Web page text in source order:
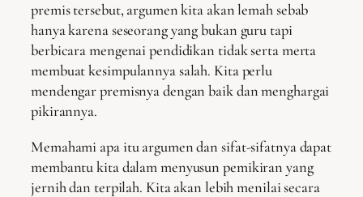
premis tersebut, argumen kita akan lemah sebab
hanya karena seseorang yang bukan guru tapi
berbicara mengenai pendidikan tidak serta merta
membuat kesimpulannya salah. Kita perlu
mendengar premisnya dengan baik dan menghargai
pikirannya.
Memahami apa itu argumen dan sifat-sifatnya dapat
membantu kita dalam menyusun pemikiran yang
jernih dan terpilah. Kita akan lebih menilai secara